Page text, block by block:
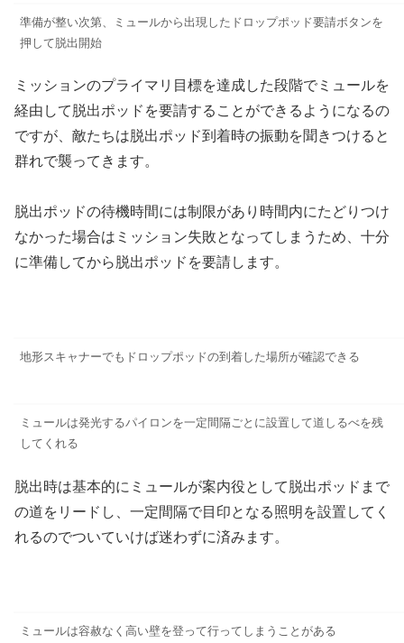
準備が整い次第、ミュールから出現したドロップポッド要請ボタンを
押して脱出開始
ミッションのプライマリ目標を達成した段階でミュールを
経由して脱出ポッドを要請することができるようになるの
ですが、敵たちは脱出ポッド到着時の振動を聞きつけると
群れで襲ってきます。
脱出ポッドの待機時間には制限があり時間内にたどりつけ
なかった場合はミッション失敗となってしまうため、十分
に準備してから脱出ポッドを要請します。
地形スキャナーでもドロップポッドの到着した場所が確認できる
ミュールは発光するパイロンを一定間隔ごとに設置して道しるべを残
してくれる
脱出時は基本的にミュールが案内役として脱出ポッドまで
の道をリードし、一定間隔で目印となる照明を設置してく
れるのでついていけば迷わずに済みます。
ミュールは容赦なく高い壁を登って行ってしまうことがある